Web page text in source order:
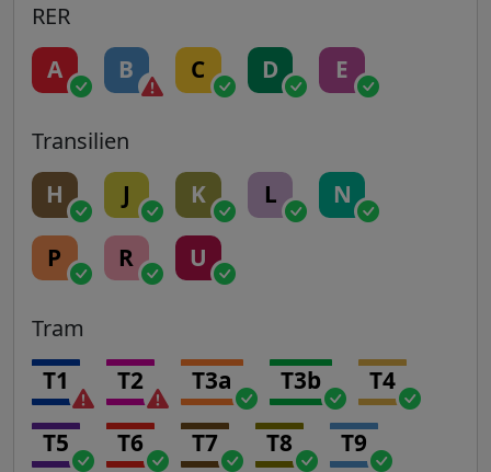
RER
A B C D E
Transilien
H J K L N
P R U
Tram
T1 T2 T3a T3b T4
T5 T6 T7 T8 T9